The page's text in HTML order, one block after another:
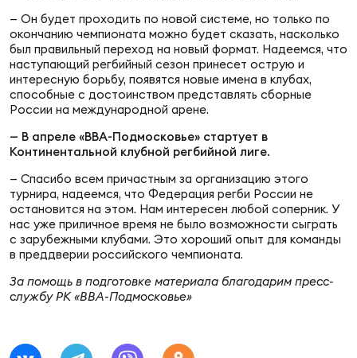
— Он будет проходить по новой системе, но только по
окончанию чемпионата можно будет сказать, насколько
был правильный переход на новый формат. Надеемся, что
наступающий регбийный сезон принесет острую и
интересную борьбу, появятся новые имена в клубах,
способные с достоинством представлять сборные
России на международной арене.
— В апреле «ВВА-Подмосковье» стартует в
Континентальной клубной регбийной лиге.
— Спасибо всем причастным за организацию этого
турнира, надеемся, что Федерация регби России не
остановится на этом. Нам интересен любой соперник. У
нас уже приличное время не было возможности сыграть
с зарубежными клубами. Это хороший опыт для команды
в преддверии российского чемпионата.
За помощь в подготовке материала благодарим пресс-
службу РК «ВВА-Подмосковье»